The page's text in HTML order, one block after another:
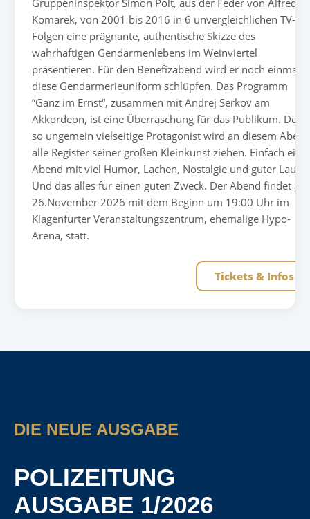
Komarek, von 2001 bis 2016 in 6 unvergleichlichen TV-
Folgen eine prägnante, authentische Skizze des
wahrhaftigen Gendarmenlebens im Weinviertel
präsentieren. Für den Benefizabend wird er noch einmal
diese Gendarmerieuniform schlüpfen. Das Programm
“Ganz im Ernst“, zusammen mit Andrej Serkov am
Akkordeon, ist eine Überraschung für das Publikum. Der
so ungemein vielseitige Protagonist wird an diesem Abend
alle Register seiner großen Kleinkunst ziehen. Einfach ein
Abend mit viel Humor, Lachen, Nostalgie und guter Laune.
Und das alles für einen guten Zweck. Der Abend findet am
26.November 2026 mit dem Beginn um 19:00 Uhr im
Klagenfurter Veranstaltungszentrum, ehemalige Hypo-
Arena, statt.
Tickets & Infos
DIE NEUE AUSGABE
POLIZEITUNG
AUSGABE 1/2026